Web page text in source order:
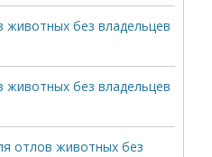
без владельцев
без владельцев
отлов животных без